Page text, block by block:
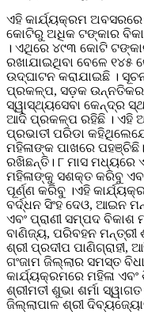
ଏହି କାର୍ଯ୍ୟକ୍ରମ
କୋଟିରୁ ଅଧିକ ଟଙ୍କାର
। ଏଥିରେ ୪୯୩ କୋଟି
ରଖାଯାଇଥିବା ବେଳେ
ଉଦ୍‍ଘାଟନ କରାଯାଇଛି ।
ପ୍ରକଳ୍ପ, ସଡ଼କ
ସ୍ୱାସ୍ଥ୍ୟସେବା କେନ୍ଦ୍ର
ଆଦି ପ୍ରକଳ୍ପ ରହିଛି । ଏହି
ପ୍ରଭାତୀ ପରିଡା
ମହିଳାଙ୍କ ପାଖରେ
ରଖିଛନ୍ତି। ୮ ମାସ
ମହିଳାଙ୍କୁ ସଶକ୍ତ କରିବୁ
ପୂର୍ଣ୍ଣ କରିବୁ ।ଏହି
ବର୍ଦ୍ଧନ ସିଂହ ଦେଓ, ଆଇନ
ଏବଂ ପ୍ରାଣୀ ସମ୍ପଦ
ବାଣିଜ୍ୟ, ପରିବହନ ମନ୍ତ୍ରୀ
ଶ୍ରୀ ପ୍ରଦୀପ ପାଣିଗ୍ରାହୀ,
ଗଂଜାମ ଜିଲ୍ଲାର ସମସ୍ତ
କାର୍ଯ୍ୟକ୍ରମରେ ମହିଳା
ଶ୍ରୀମତୀ ଶୁଭା ଶର୍ମା
ଜିଲ୍ଲାପାଳ ଶ୍ରୀ